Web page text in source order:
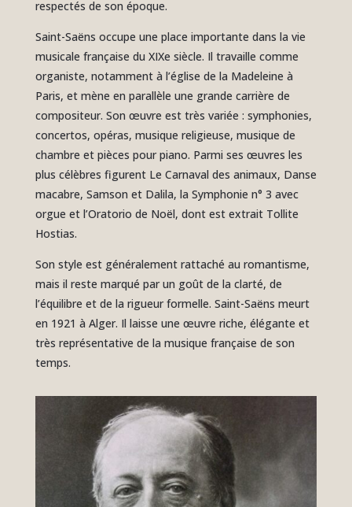
respectés de son époque.
Saint-Saëns occupe une place importante dans la vie
musicale française du XIXe siècle. Il travaille comme
organiste, notamment à l’église de la Madeleine à
Paris, et mène en parallèle une grande carrière de
compositeur. Son œuvre est très variée : symphonies,
concertos, opéras, musique religieuse, musique de
chambre et pièces pour piano. Parmi ses œuvres les
plus célèbres figurent Le Carnaval des animaux, Danse
macabre, Samson et Dalila, la Symphonie n° 3 avec
orgue et l’Oratorio de Noël, dont est extrait Tollite
Hostias.
Son style est généralement rattaché au romantisme,
mais il reste marqué par un goût de la clarté, de
l’équilibre et de la rigueur formelle. Saint-Saëns meurt
en 1921 à Alger. Il laisse une œuvre riche, élégante et
très représentative de la musique française de son
temps.